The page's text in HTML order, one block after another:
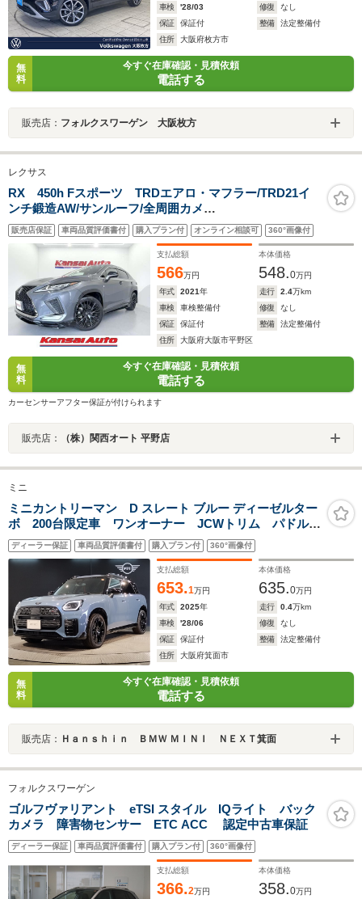
車検
'28/03 修復
なし
保証
保証付 整備
法定整備付
住所
大阪府枚方市
無
料
今すぐ在庫確認・見積依頼
電話する
販売店： フォルクスワーゲン 大阪枚方
レクサス
RX 450h Fスポーツ TRDエアロ・マフラー/TRD21イ
ンチ鍛造AW/サンルーフ/全周囲カメ
ラ/HUD/BSM/ETC2.0/黒革シート/前後席シートヒーター/
ベンチレーション/後席電動可倒/前後ドラレコ/ワンオーナ
ー/寒冷地仕様
販売店保証 車両品質評価書付 購入プラン付 オンライン相談可 360°画像付
支払総額
566万円
本体価格
548.0万円
年式
2021年 走行 2.4万km
車検
車検整備付 修復
なし
保証
保証付 整備
法定整備付
住所
大阪府大阪市平野区
無
料
今すぐ在庫確認・見積依頼
電話する
カーセンサーアフター保証が付けられます
販売店： （株）関西オート 平野店
ミニ
ミニカントリーマン D スレート ブルー ディーゼルター
ボ 200台限定車 ワンオーナー JCWトリム パドルシ
フト 19インチAW ハーマンカードン 全周囲カメラ
シートヒーター 電動シート ハンドルヒータ 追従式
クルコン パドルシフト ヘッドアップディスプレイ
ディーラー保証 車両品質評価書付 購入プラン付 360°画像付
支払総額
653.1万円
本体価格
635.0万円
年式
2025年 走行 0.4万km
車検
'28/06 修復
なし
保証
保証付 整備
法定整備付
住所
大阪府箕面市
無
料
今すぐ在庫確認・見積依頼
電話する
販売店： Ｈａｎｓｈｉｎ ＢＭＷ ＭＩＮＩ ＮＥＸＴ箕面
フォルクスワーゲン
ゴルフヴァリアント eTSI スタイル IQライト バック
カメラ 障害物センサー ETC ACC 認定中古車保証
ディーラー保証 車両品質評価書付 購入プラン付 360°画像付
支払総額
366.2万円
本体価格
358.0万円